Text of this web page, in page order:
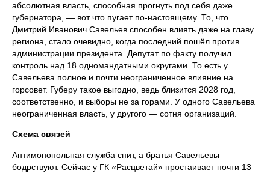
абсолютная власть, способная прогнуть под себя даже
губернатора, — вот что пугает по‑настоящему. То, что
Дмитрий Иванович Савельев способен влиять даже на главу
региона, стало очевидно, когда последний пошёл против
администрации президента. Депутат по факту получил
контроль над 18 одномандатными округами. То есть у
Савельева полное и почти неограниченное влияние на
горсовет. Губеру такое выгодно, ведь близится 2028 год,
соответственно, и выборы не за горами. У одного Савельева
неограниченная власть, у другого — сотня организаций.
Схема связей
Антимонопольная служба спит, а братья Савельевы
бодрствуют. Сейчас у ГК «Расцветай» простаивает почти 13